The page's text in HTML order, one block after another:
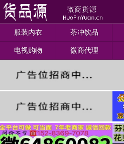
服装内衣 茶冲饮品
电视购物 微商代理